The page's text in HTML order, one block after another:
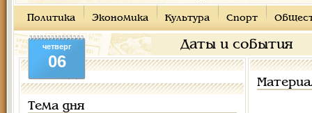
Политика Экономика Культура Спорт
Даты и события
четверг
06
Тема дня